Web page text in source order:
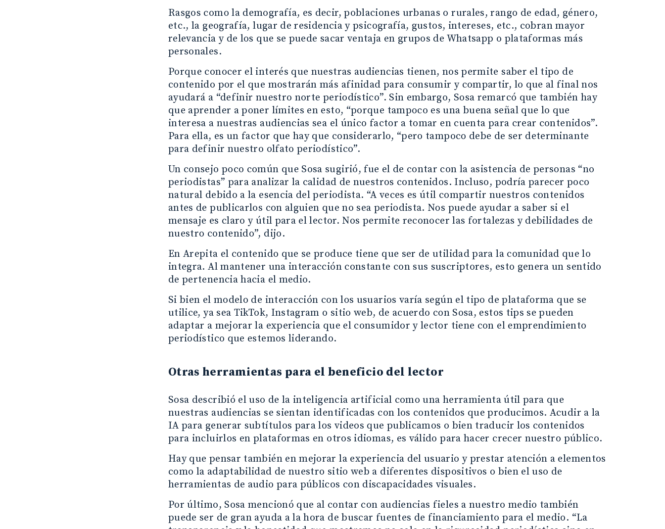
Rasgos como la demografía, es decir, poblaciones urbanas o rurales, rango de edad, género,
etc., la geografía, lugar de residencia y psicografía, gustos, intereses, etc., cobran mayor
relevancia y de los que se puede sacar ventaja en grupos de Whatsapp o plataformas más
personales.
Porque conocer el interés que nuestras audiencias tienen, nos permite saber el tipo de
contenido por el que mostrarán más afinidad para consumir y compartir, lo que al final nos
ayudará a “definir nuestro norte periodístico”. Sin embargo, Sosa remarcó que también hay
que aprender a poner límites en esto, “porque tampoco es una buena señal que lo que
interesa a nuestras audiencias sea el único factor a tomar en cuenta para crear contenidos”.
Para ella, es un factor que hay que considerarlo, “pero tampoco debe de ser determinante
para definir nuestro olfato periodístico”.
Un consejo poco común que Sosa sugirió, fue el de contar con la asistencia de personas “no
periodistas” para analizar la calidad de nuestros contenidos. Incluso, podría parecer poco
natural debido a la esencia del periodista. “A veces es útil compartir nuestros contenidos
antes de publicarlos con alguien que no sea periodista. Nos puede ayudar a saber si el
mensaje es claro y útil para el lector. Nos permite reconocer las fortalezas y debilidades de
nuestro contenido”, dijo.
En Arepita el contenido que se produce tiene que ser de utilidad para la comunidad que lo
integra. Al mantener una interacción constante con sus suscriptores, esto genera un sentido
de pertenencia hacia el medio.
Si bien el modelo de interacción con los usuarios varía según el tipo de plataforma que se
utilice, ya sea TikTok, Instagram o sitio web, de acuerdo con Sosa, estos tips se pueden
adaptar a mejorar la experiencia que el consumidor y lector tiene con el emprendimiento
periodístico que estemos liderando.
Otras herramientas para el beneficio del lector
Sosa describió el uso de la inteligencia artificial como una herramienta útil para que
nuestras audiencias se sientan identificadas con los contenidos que producimos. Acudir a la
IA para generar subtítulos para los videos que publicamos o bien traducir los contenidos
para incluirlos en plataformas en otros idiomas, es válido para hacer crecer nuestro público.
Hay que pensar también en mejorar la experiencia del usuario y prestar atención a elementos
como la adaptabilidad de nuestro sitio web a diferentes dispositivos o bien el uso de
herramientas de audio para públicos con discapacidades visuales.
Por último, Sosa mencionó que al contar con audiencias fieles a nuestro medio también
puede ser de gran ayuda a la hora de buscar fuentes de financiamiento para el medio. “La